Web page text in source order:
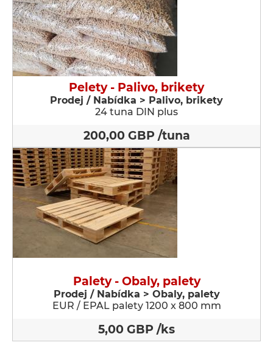
Pelety - Palivo, brikety
Prodej / Nabídka > Palivo, brikety
24 tuna DIN plus
200,00 GBP /tuna
Palety - Obaly, palety
Prodej / Nabídka > Obaly, palety
EUR / EPAL palety 1200 x 800 mm
5,00 GBP /ks